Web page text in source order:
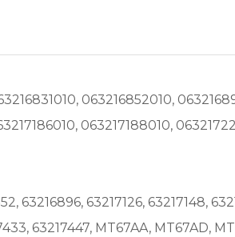
063216852010,
063217188010,
63216896, 63217126, 63217148,
63217447, MT67AA, MT67AD,